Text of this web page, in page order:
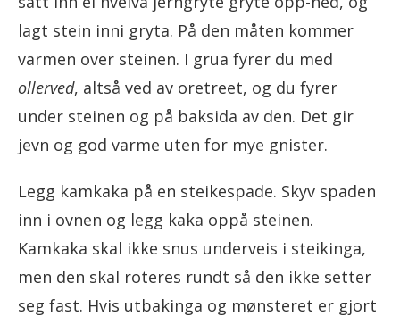
lagt stein inni gryta. På den måten kommer
varmen over steinen. I grua fyrer du med
ollerved, altså ved av oretreet, og du fyrer
under steinen og på baksida av den. Det gir
jevn og god varme uten for mye gnister.
Legg kamkaka på en steikespade. Skyv spaden
inn i ovnen og legg kaka oppå steinen.
Kamkaka skal ikke snus underveis i steikinga,
men den skal roteres rundt så den ikke setter
seg fast. Hvis utbakinga og mønsteret er gjort